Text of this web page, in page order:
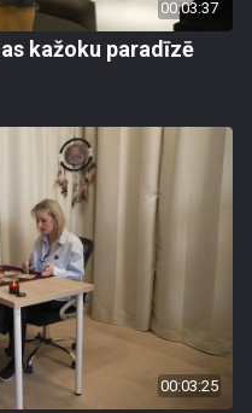
00:03:37
kažoku paradīzē
00:03:25